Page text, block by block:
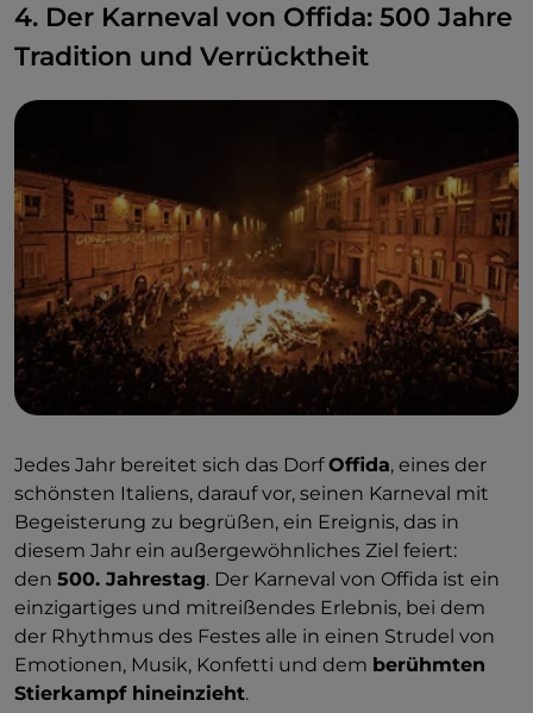
ins 13. Jahrhundert zurückreicht und das Licht als
Symbol der Hoffnung und Spiritualität feiert.
Im Rhythmus der
Catubba, dem typischen
Schlaginstrument dieses Karnevals, schlängelt
sich
und lädt alle ein, sich dem Umzug anzuschließen,
indem sie„Fora fora li moccule“ singen.
Zwischen Lichtern, Musik und Freude gipfelt die
Energie des Festes auf dem
Piazza San Pietro, wo
die Laternen in einer spektakulären
„Lichtschlacht“ in der Luft tanzen, bevor sie das
große abschließende Lagerfeuer entfachen, ein
Symbol der Erneuerung und Hoffnung.
4. Der Karneval von Offida: 500 Jahre
Tradition und Verrücktheit
Jedes Jahr bereitet sich das DorfOffida, eines der
schönsten Italiens, darauf vor, seinen Karneval mit
Begeisterung zu begrüßen, ein Ereignis, das in
diesem Jahr ein außergewöhnliches Ziel feiert:
den 500. Jahrestag. Der Karneval von Offida ist ein
einzigartiges und mitreißendes Erlebnis, bei dem
der Rhythmus des Festes alle in einen Strudel von
Emotionen, Musik, Konfetti und dem berühmten
Stierkampf hineinzieht.